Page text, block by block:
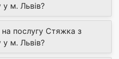
у м. Львів?
послугу Стяжка з
у м. Львів?